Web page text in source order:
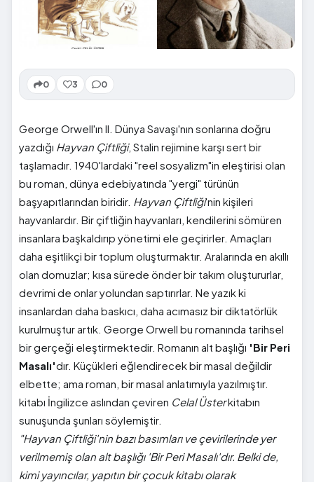
0 3 0
George Orwell'ın II. Dünya Savaşı'nın sonlarına doğru
yazdığı Hayvan Çiftliği, Stalin rejimine karşı sert bir
taşlamadır. 1940'lardaki "reel sosyalizm"in eleştirisi olan
bu roman, dünya edebiyatında "yergi" türünün
başyapıtlarından biridir. Hayvan Çiftliği'nin kişileri
hayvanlardır. Bir çiftliğin hayvanları, kendilerini sömüren
insanlara başkaldırıp yönetimi ele geçirirler. Amaçları
daha eşitlikçi bir toplum oluşturmaktır. Aralarında en akıllı
olan domuzlar; kısa sürede önder bir takım oluştururlar,
devrimi de onlar yolundan saptırırlar. Ne yazık ki
insanlardan daha baskıcı, daha acımasız bir diktatörlük
kurulmuştur artık. George Orwell bu romanında tarihsel
bir gerçeği eleştirmektedir. Romanın alt başlığı 'Bir Peri
Masalı'dır. Küçükleri eğlendirecek bir masal değildir
elbette; ama roman, bir masal anlatımıyla yazılmıştır.
kitabı İngilizce aslından çeviren Celal Üsterkitabın
sunuşunda şunları söylemiştir.
"Hayvan Çiftliği'nin bazı basımları ve çevirilerinde yer
verilmemiş olan alt başlığı 'Bir Peri Masalı'dır. Belki de,
kimi yayıncılar, yapıtın bir çocuk kitabı olarak